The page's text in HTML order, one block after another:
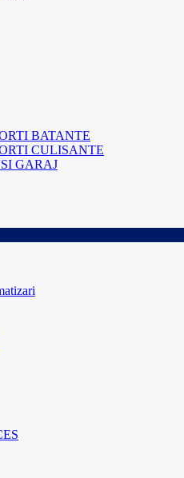
BATANTE
CULISANTE
GARAJ